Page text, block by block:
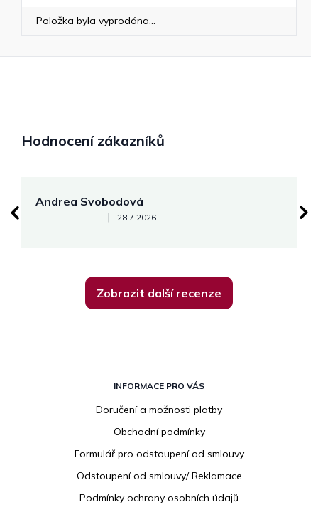
Položka byla vyprodána…
Hodnocení zákazníků
Andrea Svobodová
Hodnocení obchodu je 5 z 5 hvězdiček.
| 28.7.2026
Zobrazit další recenze
INFORMACE PRO VÁS
Doručení a možnosti platby
Obchodní podmínky
Formulář pro odstoupení od smlouvy
Odstoupení od smlouvy/ Reklamace
Podmínky ochrany osobních údajů